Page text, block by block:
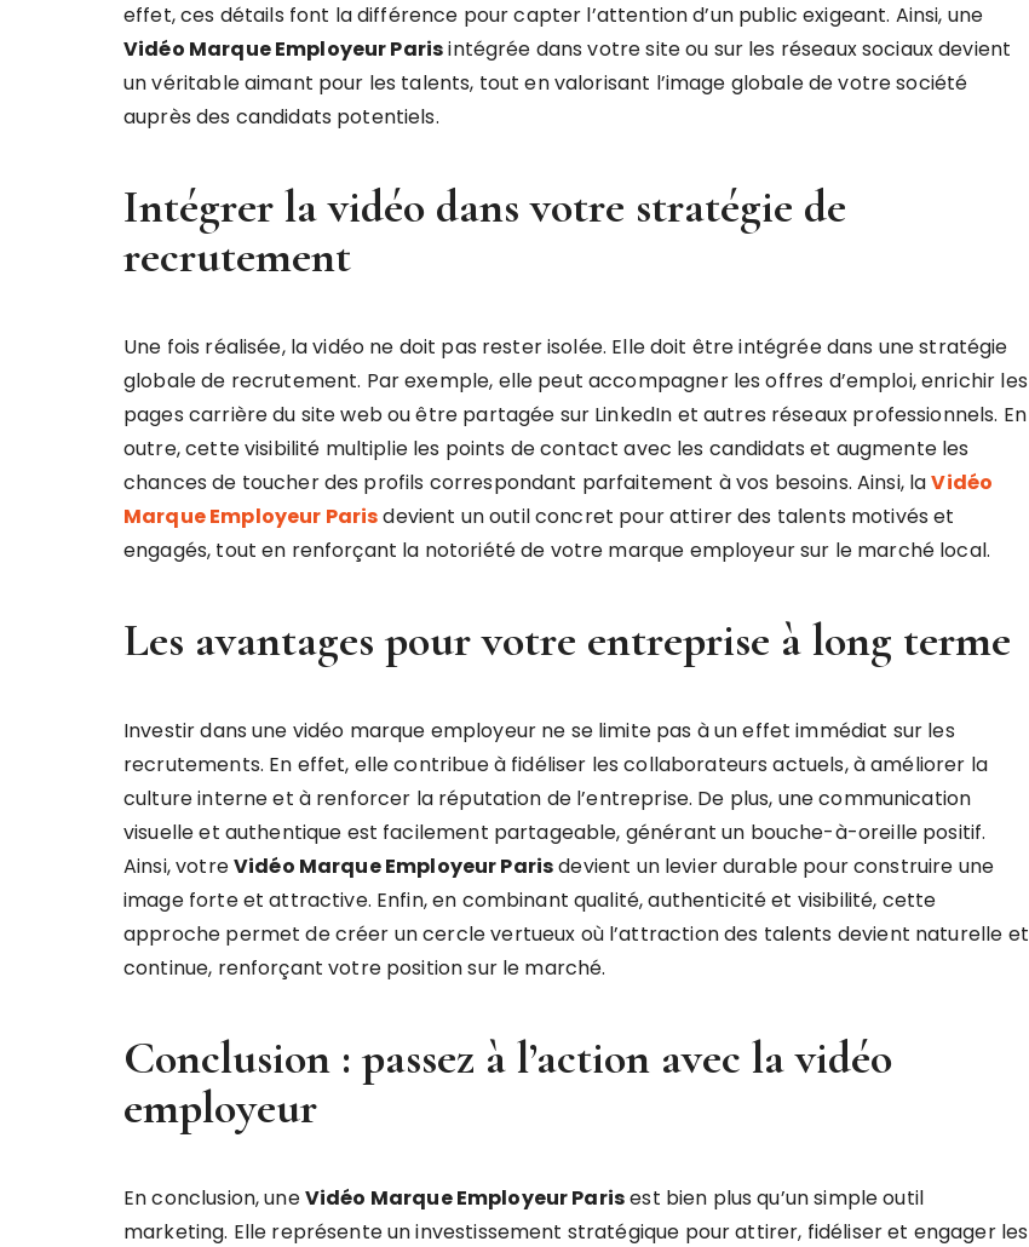
effet, ces détails font la différence pour capter l’attention d’un public exigeant. Ainsi, une
Vidéo Marque Employeur Parisintégrée dans votre site ou sur les réseaux sociaux devient
un véritable aimant pour les talents, tout en valorisant l’image globale de votre société
auprès des candidats potentiels.
Intégrer la vidéo dans votre stratégie de
recrutement
Une fois réalisée, la vidéo ne doit pas rester isolée. Elle doit être intégrée dans une stratégie
globale de recrutement. Par exemple, elle peut accompagner les offres d’emploi, enrichir les
pages carrière du site web ou être partagée sur LinkedIn et autres réseaux professionnels. En
outre, cette visibilité multiplie les points de contact avec les candidats et augmente les
chances de toucher des profils correspondant parfaitement à vos besoins. Ainsi, laVidéo
Marque Employeur Parisdevient un outil concret pour attirer des talents motivés et
engagés, tout en renforçant la notoriété de votre marque employeur sur le marché local.
Les avantages pour votre entreprise à long terme
Investir dans une vidéo marque employeur ne se limite pas à un effet immédiat sur les
recrutements. En effet, elle contribue à fidéliser les collaborateurs actuels, à améliorer la
culture interne et à renforcer la réputation de l’entreprise. De plus, une communication
visuelle et authentique est facilement partageable, générant un bouche-à-oreille positif.
Ainsi, votreVidéo Marque Employeur Parisdevient un levier durable pour construire une
image forte et attractive. Enfin, en combinant qualité, authenticité et visibilité, cette
approche permet de créer un cercle vertueux où l’attraction des talents devient naturelle et
continue, renforçant votre position sur le marché.
Conclusion : passez à l’action avec la vidéo
employeur
En conclusion, uneVidéo Marque Employeur Parisest bien plus qu’un simple outil
marketing. Elle représente un investissement stratégique pour attirer, fidéliser et engager les